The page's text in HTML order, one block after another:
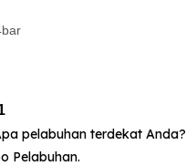
pelabuhan terdekat Anda?
Pelabuhan.